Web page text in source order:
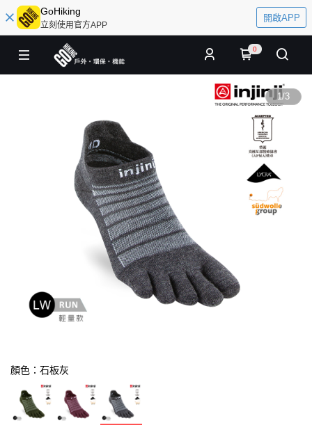
GoHiking
立刻使用官方APP
開啟APP
0
1/3
顏色：石板灰